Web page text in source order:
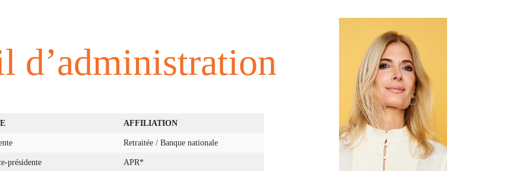
d’administration
AFFILIATION
Retraitée / Banque nationale
présidente APR*